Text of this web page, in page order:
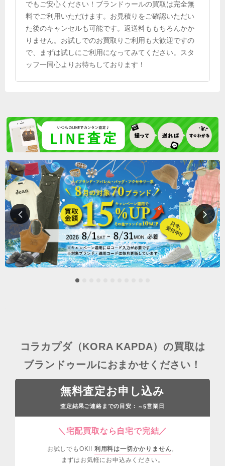
でもご安心ください！ブランドゥールの買取は完全無
料でご利用いただけます。お見積りをご確認いただい
た後のキャンセルも可能です。返送料ももちろんかか
りません。お試しでのお買取りご利用も大歓迎ですの
で、まずは試しにご利用になってみてください。スタ
ッフ一同心よりお待ちしております！
コラカプダ（KORA KAPDA）の買取は
ブランドゥールにおまかせください！
無料査定お申し込み
査定結果ご連絡までの目安： ～5営業日
＼宅配買取なら自宅で完結／
お試しでもOK!! 利用料は一切かかりません。
まずはお気軽にお申込みください。